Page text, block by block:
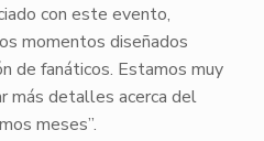
con este evento,
momentos diseñados
de fanáticos. Estamos muy
más detalles acerca del
meses”.